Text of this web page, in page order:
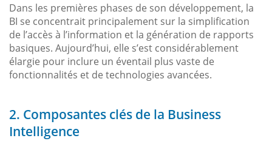
Dans les premières phases de son développement, la
BI se concentrait principalement sur la simplification
de l’accès à l’information et la génération de rapports
basiques. Aujourd’hui, elle s’est considérablement
élargie pour inclure un éventail plus vaste de
fonctionnalités et de technologies avancées.
2. Composantes clés de la Business
Intelligence